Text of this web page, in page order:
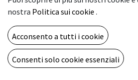
industrie quando sono richieste
sono i principali tipi di incisori laser: laser
laser MOPA.
nostra Politica sui cookie .
Acconsento a tutti i cookie
Consenti solo cookie essenziali